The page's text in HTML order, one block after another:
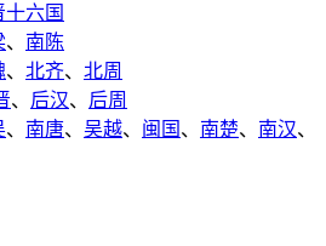
十六国
、 南陈
、 北齐、 北周
、 后汉、 后周
、 南唐、 吴越、 闽国 、 南楚、 南汉、